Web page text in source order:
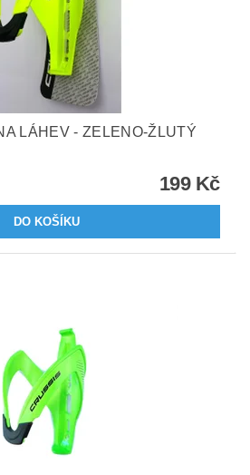
LÁHEV - ZELENO-ŽLUTÝ
199 Kč